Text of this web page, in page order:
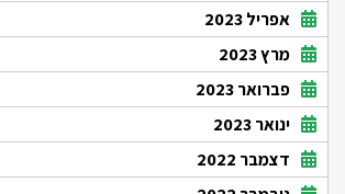
אפריל 2023
מרץ 2023
פברואר 2023
ינואר 2023
דצמבר 2022